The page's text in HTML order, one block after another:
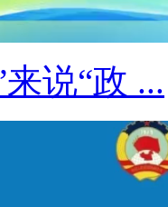
来说“政 ...